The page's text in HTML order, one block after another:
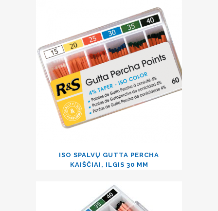
ISO SPALVŲ GUTTA PERCHA
KAIŠČIAI, ILGIS 30 MM